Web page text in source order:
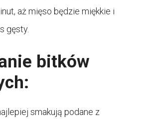
aż mięso będzie miękkie i
gęsty.
bitków
smakują podane z